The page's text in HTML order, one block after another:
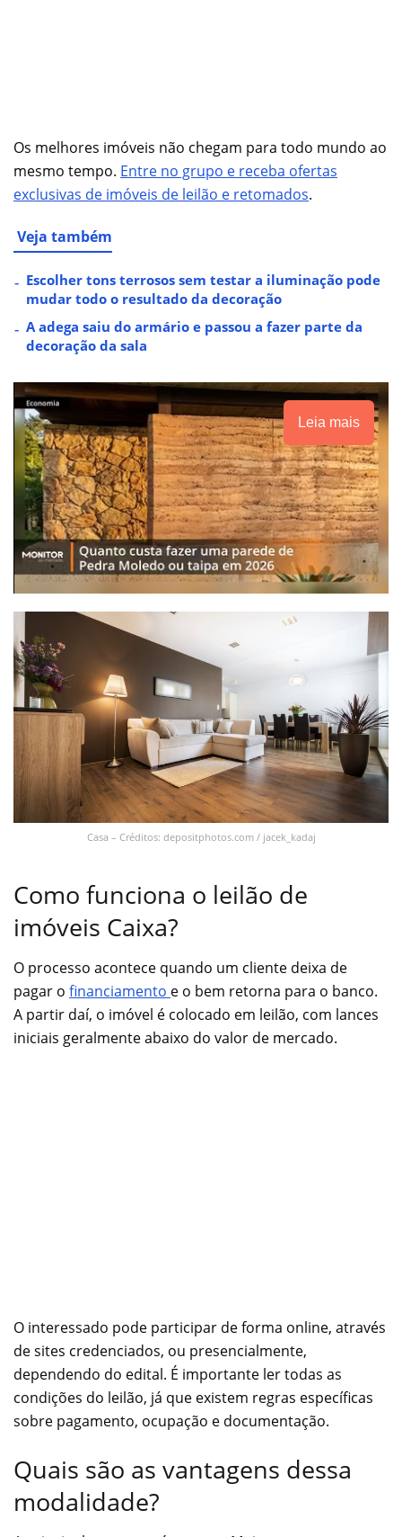
Os melhores imóveis não chegam para todo mundo ao
mesmo tempo. Entre no grupo e receba ofertas
exclusivas de imóveis de leilão e retomados.
Veja também
Escolher tons terrosos sem testar a iluminação pode
mudar todo o resultado da decoração
A adega saiu do armário e passou a fazer parte da
decoração da sala
Leia mais
Casa – Créditos: depositphotos.com / jacek_kadaj
Como funciona o leilão de
imóveis Caixa?
O processo acontece quando um cliente deixa de
pagar o financiamento e o bem retorna para o banco.
A partir daí, o imóvel é colocado em leilão, com lances
iniciais geralmente abaixo do valor de mercado.
O interessado pode participar de forma online, através
de sites credenciados, ou presencialmente,
dependendo do edital. É importante ler todas as
condições do leilão, já que existem regras específicas
sobre pagamento, ocupação e documentação.
Quais são as vantagens dessa
modalidade?